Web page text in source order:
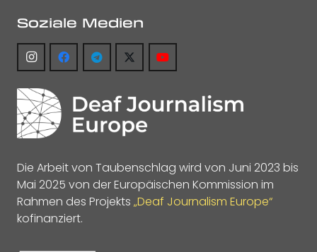
Soziale Medien
Die Arbeit von Taubenschlag wird von Juni 2023 bis
Mai 2025 von der Europäischen Kommission im
Rahmen des Projekts „Deaf Journalism Europe“
kofinanziert.